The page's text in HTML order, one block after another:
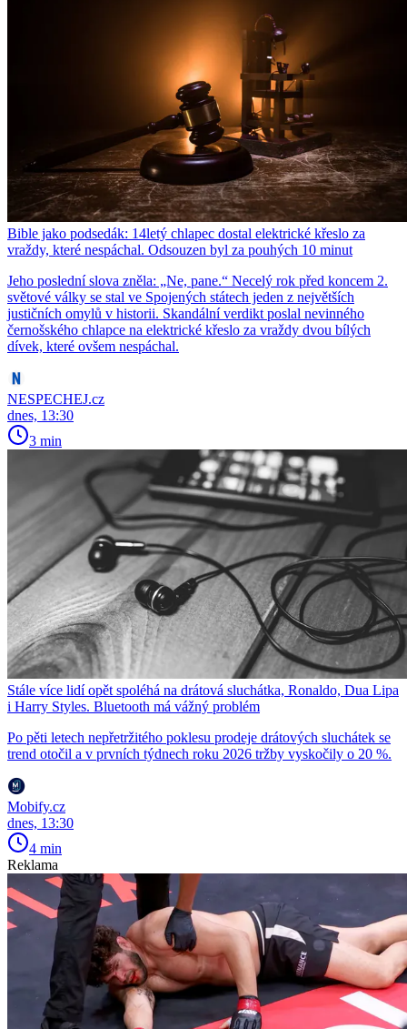
Bible jako podsedák: 14letý chlapec dostal elektrické křeslo za
vraždy, které nespáchal. Odsouzen byl za pouhých 10 minut
Jeho poslední slova zněla: „Ne, pane.“ Necelý rok před koncem 2.
světové války se stal ve Spojených státech jeden z největších
justičních omylů v historii. Skandální verdikt poslal nevinného
černošského chlapce na elektrické křeslo za vraždy dvou bílých
dívek, které ovšem nespáchal.
NESPECHEJ.cz
dnes, 13:30
3 min
Stále více lidí opět spoléhá na drátová sluchátka, Ronaldo, Dua Lipa
i Harry Styles. Bluetooth má vážný problém
Po pěti letech nepřetržitého poklesu prodeje drátových sluchátek se
trend otočil a v prvních týdnech roku 2026 tržby vyskočily o 20 %.
Mobify.cz
dnes, 13:30
4 min
Reklama